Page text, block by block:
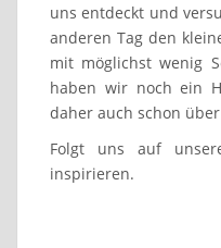
uns entdeckt und
anderen Tag den
mit möglichst wenig
haben wir noch ein
daher auch schon
Folgt uns auf
inspirieren.